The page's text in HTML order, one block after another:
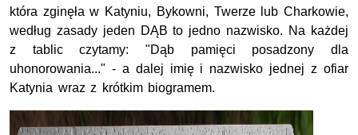
która zginęła w Katyniu, Bykowni, Twerze lub Charkowie,
według zasady jeden DĄB to jedno nazwisko. Na każdej
z tablic czytamy: "Dąb pamięci posadzony dla
uhonorowania..." - a dalej imię i nazwisko jednej z ofiar
Katynia wraz z krótkim biogramem.